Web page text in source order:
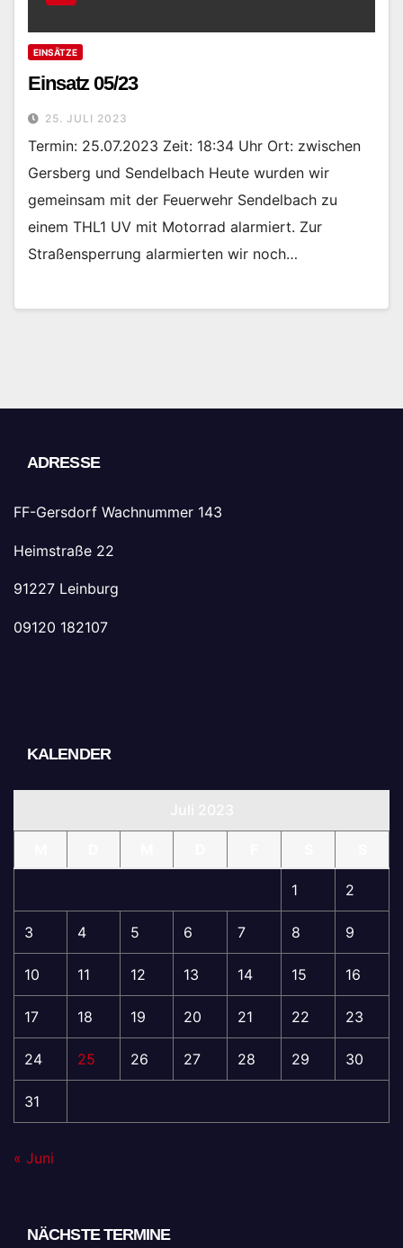
EINSÄTZE
Einsatz 05/23
25. JULI 2023
Termin: 25.07.2023 Zeit: 18:34 Uhr Ort: zwischen
Gersberg und Sendelbach Heute wurden wir
gemeinsam mit der Feuerwehr Sendelbach zu
einem THL1 UV mit Motorrad alarmiert. Zur
Straßensperrung alarmierten wir noch…
ADRESSE
FF-Gersdorf Wachnummer 143
Heimstraße 22
91227 Leinburg
09120 182107
KALENDER
1 2
3 4 5 6 7 8 9
10 11 12 13 14 15 16
17 18 19 20 21 22 23
24 25 26 27 28 29 30
31
« Juni
NÄCHSTE TERMINE